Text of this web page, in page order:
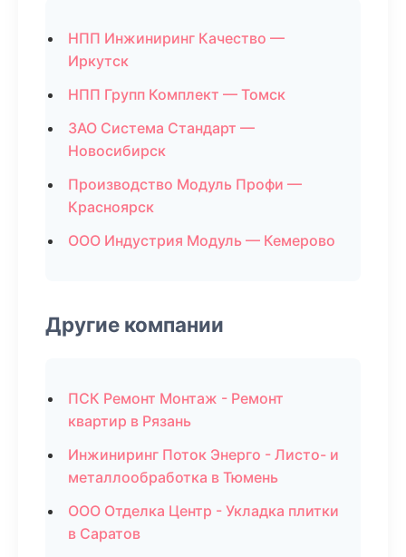
НПП Инжиниринг Качество —
Иркутск
НПП Групп Комплект — Томск
ЗАО Система Стандарт —
Новосибирск
Производство Модуль Профи —
Красноярск
ООО Индустрия Модуль — Кемерово
Другие компании
ПСК Ремонт Монтаж - Ремонт
квартир в Рязань
Инжиниринг Поток Энерго - Листо- и
металлообработка в Тюмень
ООО Отделка Центр - Укладка плитки
в Саратов